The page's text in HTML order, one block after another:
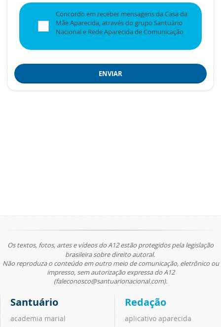
Concordo em receber mensagens da Casa da
Mãe Aparecida, através do grupo Santuário
Nacional e Rede Aparecida de Comunicação
ENVIAR
Os textos, fotos, artes e vídeos do A12 estão protegidos pela legislação
brasileira sobre direito autoral.
Não reproduza o conteúdo em outro meio de comunicação, eletrônico ou
impresso, sem autorização expressa do A12
(faleconosco@santuarionacional.com).
Santuário
academia marial
Redação
aplicativo aparecida